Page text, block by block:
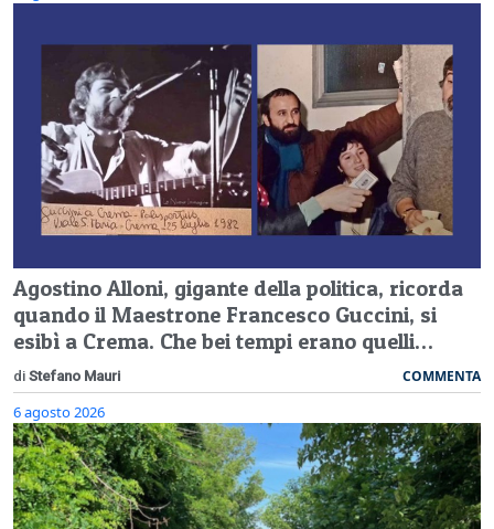
Agostino Alloni, gigante della politica, ricorda
quando il Maestrone Francesco Guccini, si
esibì a Crema. Che bei tempi erano quelli…
di Stefano Mauri COMMENTA
6 agosto 2026